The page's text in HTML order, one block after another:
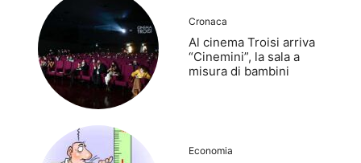
Cronaca
Al cinema Troisi arriva
“Cinemini”, la sala a
misura di bambini
Economia